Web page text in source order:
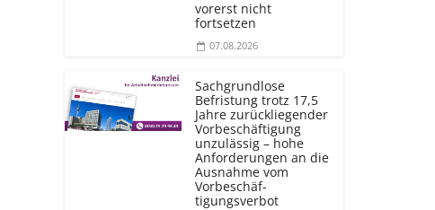
vorerst nicht
fortsetzen
07.08.2026
Sachgrundlose
Befristung trotz 17,5
Jahre zurückliegender
Vorbeschäftigung
unzulässig – hohe
Anforderungen an die
Ausnahme vom
Vorbeschäf­
tigungsverbot